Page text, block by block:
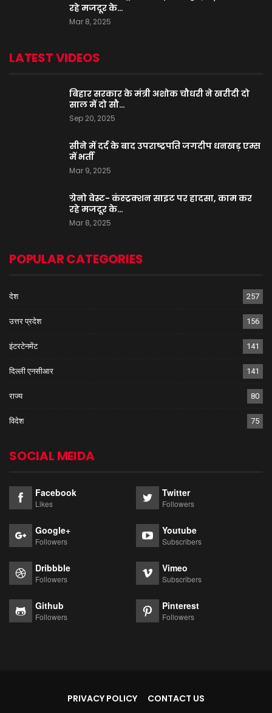
रहे मजदूर के…
Mar 8, 2025
LATEST VIDEOS
बिहार सरकार के मंत्री अशोक चौधरी ने खरीदी दो
साल में दो सौ…
Sep 20, 2025
सीने में दर्द के बाद उपराष्ट्रपति जगदीप धनखड़ एम्स
में भर्ती
Mar 9, 2025
ग्रेनो वेस्ट- कंस्ट्रक्शन साइट पर हादसा, काम कर
रहे मजदूर के…
Mar 8, 2025
POPULAR CATEGORIES
देश 257
उत्तर प्रदेश 156
इंटरटेनमेंट 141
दिल्ली एनसीआर 141
राज्य 80
विदेश 75
SOCIAL MEIDA
Facebook
Likes
Twitter
Followers
Google+
Followers
Youtube
Subscribers
Dribbble
Followers
Vimeo
Subscribers
Github
Followers
Pinterest
Followers
PRIVACY POLICY CONTACT US